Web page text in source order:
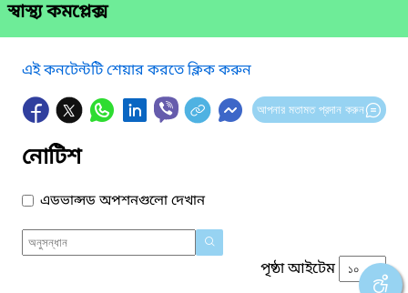
স্বাস্থ্য কমপ্লেক্স
এই কনটেন্টটি শেয়ার করতে ক্লিক করুন
আপনার মতামত প্রদান করুন
নোটিশ
এডভান্সড অপশনগুলো দেখান
পৃষ্ঠা আইটেম